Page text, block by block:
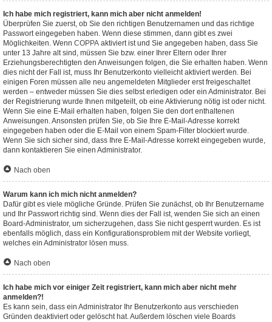
Ich habe mich registriert, kann mich aber nicht anmelden!
Überprüfen Sie zuerst, ob Sie den richtigen Benutzernamen und das richtige
Passwort eingegeben haben. Wenn diese stimmen, dann gibt es zwei
Möglichkeiten. Wenn COPPA aktiviert ist und Sie angegeben haben, dass Sie
unter 13 Jahre alt sind, müssen Sie bzw. einer Ihrer Eltern oder Ihrer
Erziehungsberechtigten den Anweisungen folgen, die Sie erhalten haben. Wenn
dies nicht der Fall ist, muss Ihr Benutzerkonto vielleicht aktiviert werden. Bei
einigen Foren müssen alle neu angemeldeten Mitglieder erst freigeschaltet
werden – entweder müssen Sie dies selbst erledigen oder ein Administrator. Bei
der Registrierung wurde Ihnen mitgeteilt, ob eine Aktivierung nötig ist oder nicht.
Wenn Sie eine E-Mail erhalten haben, folgen Sie den dort enthaltenen
Anweisungen. Ansonsten prüfen Sie, ob Sie Ihre E-Mail-Adresse korrekt
eingegeben haben oder die E-Mail von einem Spam-Filter blockiert wurde.
Wenn Sie sich sicher sind, dass Ihre E-Mail-Adresse korrekt eingegeben wurde,
dann kontaktieren Sie einen Administrator.
Nach oben
Warum kann ich mich nicht anmelden?
Dafür gibt es viele mögliche Gründe. Prüfen Sie zunächst, ob Ihr Benutzername
und Ihr Passwort richtig sind. Wenn dies der Fall ist, wenden Sie sich an einen
Board-Administrator, um sicherzugehen, dass Sie nicht gesperrt wurden. Es ist
ebenfalls möglich, dass ein Konfigurationsproblem mit der Website vorliegt,
welches ein Administrator lösen muss.
Nach oben
Ich habe mich vor einiger Zeit registriert, kann mich aber nicht mehr
anmelden?!
Es kann sein, dass ein Administrator Ihr Benutzerkonto aus verschieden
Gründen deaktiviert oder gelöscht hat. Außerdem löschen viele Boards